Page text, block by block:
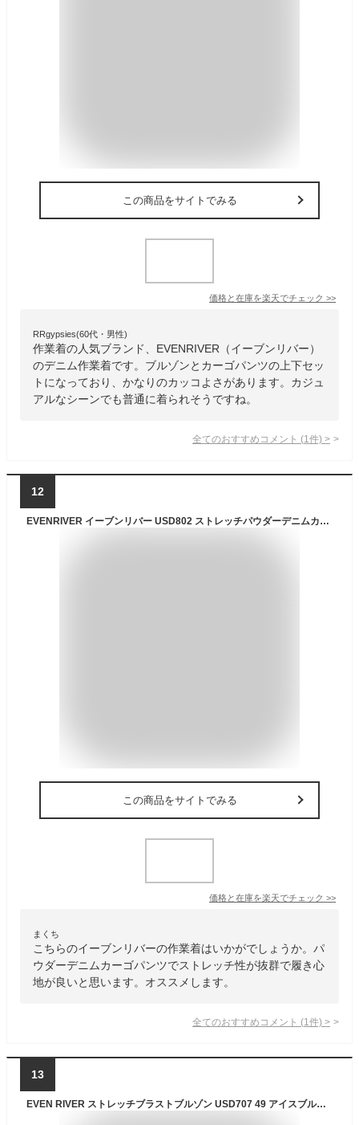
この商品をサイトでみる
価格と在庫を楽天でチェック >>
RRgypsies(60代・男性)
作業着の人気ブランド、EVENRIVER（イーブンリバー）
のデニム作業着です。ブルゾンとカーゴパンツの上下セッ
トになっており、かなりのカッコよさがあります。カジュ
アルなシーンでも普通に着られそうですね。
全てのおすすめコメント (1 件) >
12
EVENRIVER イーブンリバー USD802 ストレッチパウダーデニムカーゴパンツ 作業着 作業服 ジーンズ スタイリッシュ 伸縮 色ムラ加工
この商品をサイトでみる
価格と在庫を楽天でチェック >>
まくち
こちらのイーブンリバーの作業着はいかがでしょうか。パ
ウダーデニムカーゴパンツでストレッチ性が抜群で履き心
地が良いと思います。オススメします。
全てのおすすめコメント (1 件) >
13
EVEN RIVER ストレッチブラストブルゾン USD707 49 アイスブルー L オールシーズン用